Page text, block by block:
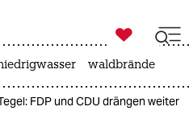
ich

taz zahl ich
waldbrände
FDP und CDU drängen weiter